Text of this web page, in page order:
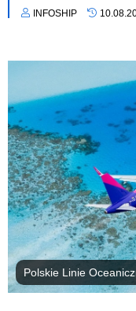
INFOSHIP
Polskie Linie